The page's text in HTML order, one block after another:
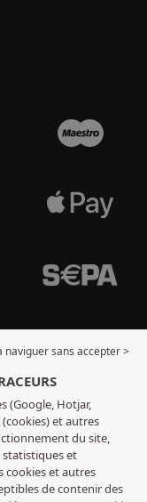
naviguer sans accepter >
(Google, Hotjar,
et autres
du site,
statistiques et
cookies et autres
de contenir des